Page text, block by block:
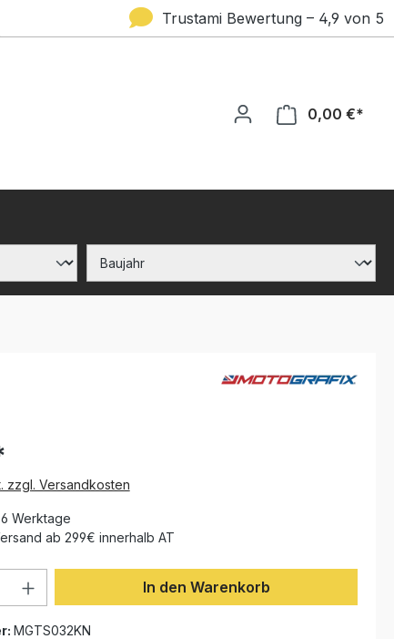
Trustami Bewertung – 4,9 von 5
0,00 €*
zzgl. Versandkosten
Werktage
ab 299€ innerhalb AT
Gib den gewünschten Wert
In den Warenkorb
MGTS032KN